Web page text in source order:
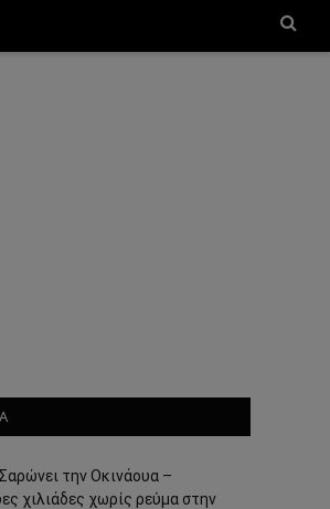
την Οκινάουα –
χιλιάδες χωρίς ρεύμα στην